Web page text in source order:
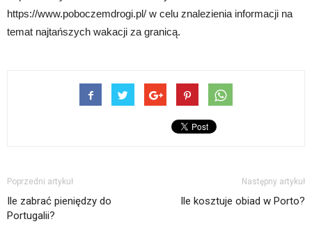
https://www.poboczemdrogi.pl/ w celu znalezienia informacji na
temat najtańszych wakacji za granicą.
Poprzedni artykuł
Ile zabrać pieniędzy do
Portugalii?
Następny artykuł
Ile kosztuje obiad w Porto?